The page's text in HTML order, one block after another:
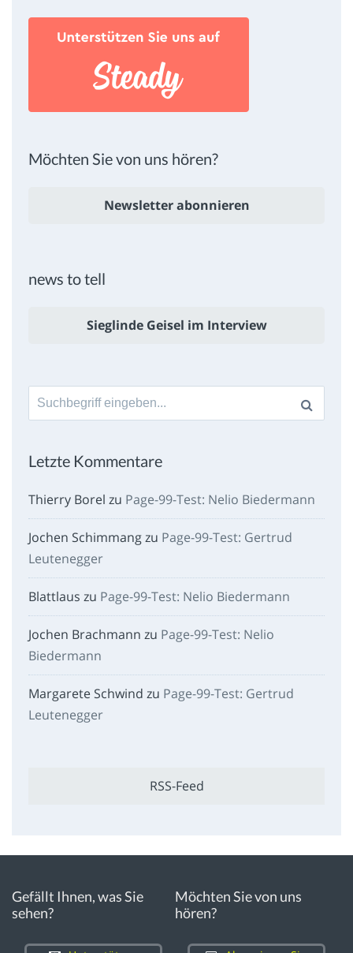
Möchten Sie von uns hören?
Newsletter abonnieren
news to tell
Sieglinde Geisel im Interview
Suche
nach:
Letzte Kommentare
Thierry Borel zu Page-99-Test: Nelio Biedermann
Jochen Schimmangzu Page-99-Test: Gertrud
Leutenegger
Blattlaus zu Page-99-Test: Nelio Biedermann
Jochen Brachmann zu Page-99-Test: Nelio
Biedermann
Margarete Schwind zu Page-99-Test: Gertrud
Leutenegger
RSS-Feed
Gefällt Ihnen, was Sie
sehen?
Möchten Sie von uns
hören?